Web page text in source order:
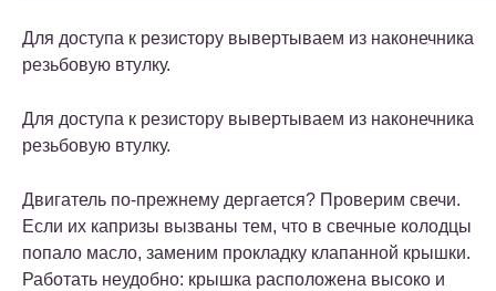
Для доступа к резистору вывертываем из наконечника
резьбовую втулку.
Для доступа к резистору вывертываем из наконечника
резьбовую втулку.
Двигатель по-прежнему дергается? Проверим свечи.
Если их капризы вызваны тем, что в свечные колодцы
попало масло, заменим прокладку клапанной крышки.
Работать неудобно: крышка расположена высоко и